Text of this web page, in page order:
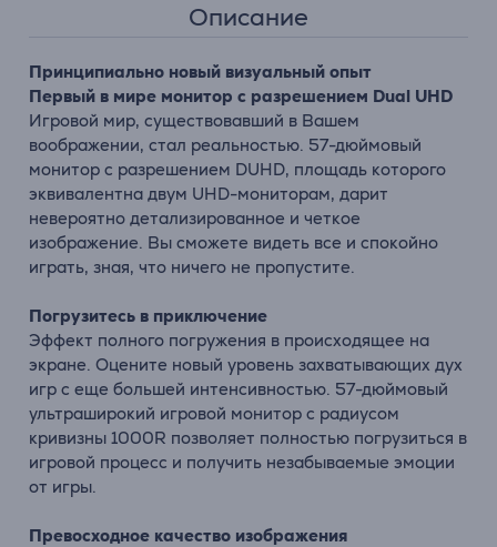
Описание
Принципиально новый визуальный опыт
Первый в мире монитор с разрешением Dual UHD
Игровой мир, существовавший в Вашем
воображении, стал реальностью. 57-дюймовый
монитор с разрешением DUHD, площадь которого
эквивалентна двум UHD-мониторам, дарит
невероятно детализированное и четкое
изображение. Вы сможете видеть все и спокойно
играть, зная, что ничего не пропустите.
Погрузитесь в приключение
Эффект полного погружения в происходящее на
экране. Оцените новый уровень захватывающих дух
игр с еще большей интенсивностью. 57-дюймовый
ультраширокий игровой монитор с радиусом
кривизны 1000R позволяет полностью погрузиться в
игровой процесс и получить незабываемые эмоции
от игры.
Превосходное качество изображения